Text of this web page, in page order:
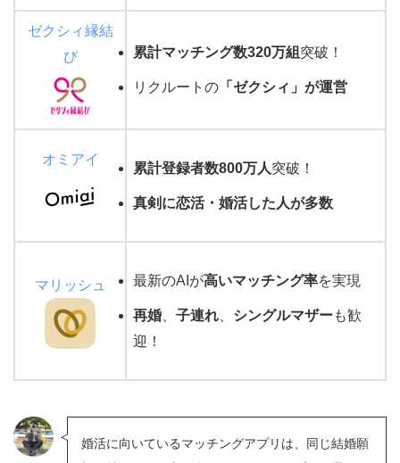
ゼクシィ縁結
び
累計マッチング数320万組 突破！
リクルートの 「ゼクシィ」が運営
オミアイ
累計登録者数800万人突破！
真剣に恋活・婚活した人が多数
マリッシュ 最新のAIが高いマッチング率を実現
再婚 子連れ シングルマザーも歓
迎！
婚活に向いているマッチングアプリは、同じ結婚願